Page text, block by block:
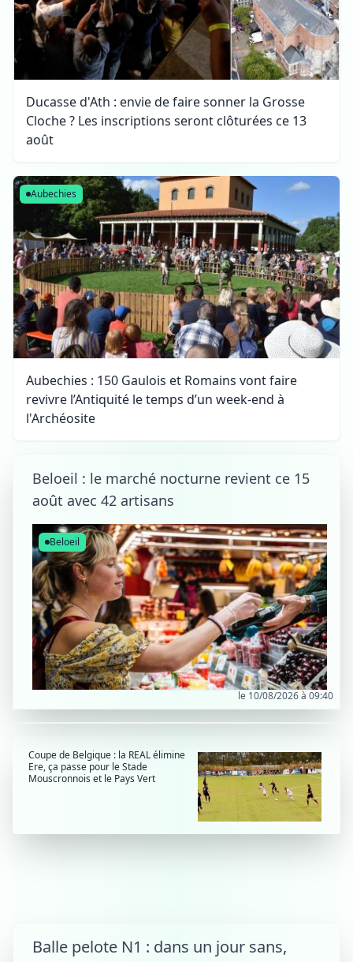
Ducasse d'Ath : envie de faire sonner la Grosse
Cloche ? Les inscriptions seront clôturées ce 13
août
Aubechies
Aubechies : 150 Gaulois et Romains vont faire
revivre l’Antiquité le temps d’un week-end à
l'Archéosite
Beloeil : le marché nocturne revient ce 15
août avec 42 artisans
le 10/08/2026 à 09:40
Beloeil
Coupe de Belgique : la REAL élimine
Ere, ça passe pour le Stade
Mouscronnois et le Pays Vert
Balle pelote N1 : dans un jour sans,